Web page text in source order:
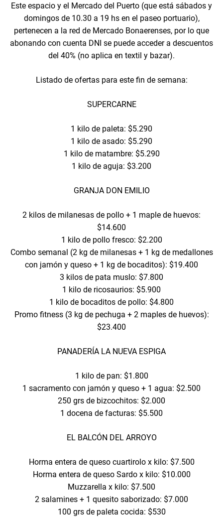
Este espacio y el Mercado del Puerto (que está sábados y
domingos de 10.30 a 19 hs en el paseo portuario),
pertenecen a la red de Mercado Bonaerenses, por lo que
abonando con cuenta DNI se puede acceder a descuentos
del 40% (no aplica en textil y bazar).
Listado de ofertas para este fin de semana:
SUPERCARNE
1 kilo de paleta: $5.290
1 kilo de asado: $5.290
1 kilo de matambre: $5.290
1 kilo de aguja: $3.200
GRANJA DON EMILIO
2 kilos de milanesas de pollo + 1 maple de huevos:
$14.600
1 kilo de pollo fresco: $2.200
Combo semanal (2 kg de milanesas + 1 kg de medallones
con jamón y queso + 1 kg de bocaditos): $19.400
3 kilos de pata muslo: $7.800
1 kilo de ricosaurios: $5.900
1 kilo de bocaditos de pollo: $4.800
Promo fitness (3 kg de pechuga + 2 maples de huevos):
$23.400
PANADERÍA LA NUEVA ESPIGA
1 kilo de pan: $1.800
1 sacramento con jamón y queso + 1 agua: $2.500
250 grs de bizcochitos: $2.000
1 docena de facturas: $5.500
EL BALCÓN DEL ARROYO
Horma entera de queso cuartirolo x kilo: $7.500
Horma entera de queso Sardo x kilo: $10.000
Muzzarella x kilo: $7.500
2 salamines + 1 quesito saborizado: $7.000
100 grs de paleta cocida: $530